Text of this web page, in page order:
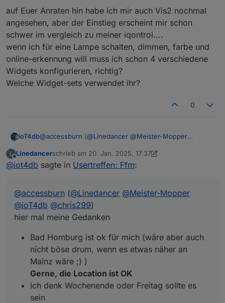
folgende Idee als Ergänzung:
vlt versucht man vor Ort 1-2x im Jahr und parallel
z.B. jeden 1. Mittwoch im Monat (wie gesagt nur 1
Bsp.) per Teams? Wer da ist ist da und wer nicht
kann eben nicht. Da könnte man sich vlt. immer
mal ein Thema raussuchen und darüber
quatschen? (z.B. mal was zu Alias oder
Räume/Funktionen oder oder oder, Themen gibts
viel)
auf Euer Anraten hin habe ich mir auch Vis2 nochmal
angesehen, aber der Einstieg erscheint mir schon
schwer im vergleich zu meiner iqontrol....
wenn ich für eine Lampe schalten, dimmen, farbe und
online-erkennung will muss ich schon 4 verschiedene
Widgets konfigurieren, richtig?
Welche Widget-sets verwendet ihr?
0
ioT4db@accessburn (@Linedancer @Meister-Mopper
hier mal meine Gedanken
Bad Homburg ist ok für mich (wäre aber auch
nicht böse drum, wenn es etwas näher an Mainz
keine Ahnung in welchem Rhythmus man es mal
probiert vlt. so alle 3-6Monate? Was denkt Ihr?
Termine vor Ort ist nicht einfach, deshalb vlt. noch
folgende Idee als Ergänzung:
vlt versucht man vor Ort 1-2x im Jahr und parallel
z.B. jeden 1. Mittwoch im Monat (wie gesagt nur 1
Bsp.) per Teams? Wer da ist ist da und wer nicht
kann eben nicht. Da könnte man sich vlt. immer
mal ein Thema raussuchen und darüber
quatschen? (z.B. mal was zu Alias oder
Räume/Funktionen oder oder oder, Themen gibts
Was sagt Ihr?
L
Online
Linedancerschrieb am 20. Jan. 2025, 17:37
zuletzt editiert von Linedancer
@iot4db sagte in Usertreffen: Ffm:
@accessburn (@Linedancer @Meister-Mopper
@ioT4db @chris299)
hier mal meine Gedanken
Bad Homburg ist ok für mich (wäre aber auch
nicht böse drum, wenn es etwas näher an
Mainz wäre ;) )
Gerne, die Location ist OK
ich denk Wochenende oder Freitag sollte es
sein